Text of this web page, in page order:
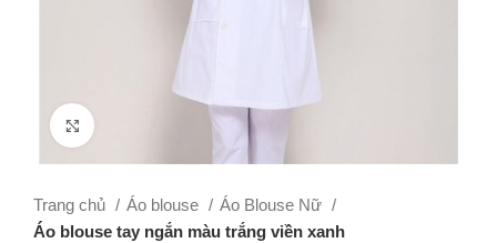
Trang chủ Áo blouse
Áo Blouse Nữ
Áo blouse tay ngắn màu trắng viền xanh